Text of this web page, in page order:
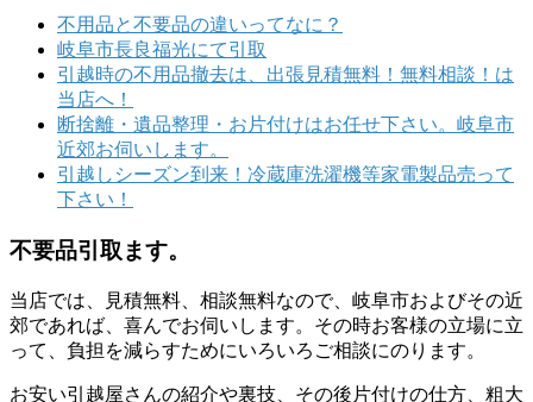
不用品と不要品の違いってなに？
岐阜市長良福光にて引取
引越時の不用品撤去は、出張見積無料！無料相談！は
当店へ！
断捨離・遺品整理・お片付けはお任せ下さい。岐阜市
近郊お伺いします。
引越しシーズン到来！冷蔵庫洗濯機等家電製品売って
下さい！
不要品引取ます。
当店では、見積無料、相談無料なので、岐阜市およびその近
郊であれば、喜んでお伺いします。その時お客様の立場に立
って、負担を減らすためにいろいろご相談にのります。
お安い引越屋さんの紹介や裏技、その後片付けの仕方、粗大